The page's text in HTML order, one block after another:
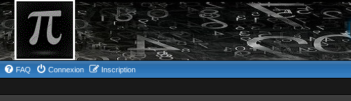
FAQ Connexion Inscription